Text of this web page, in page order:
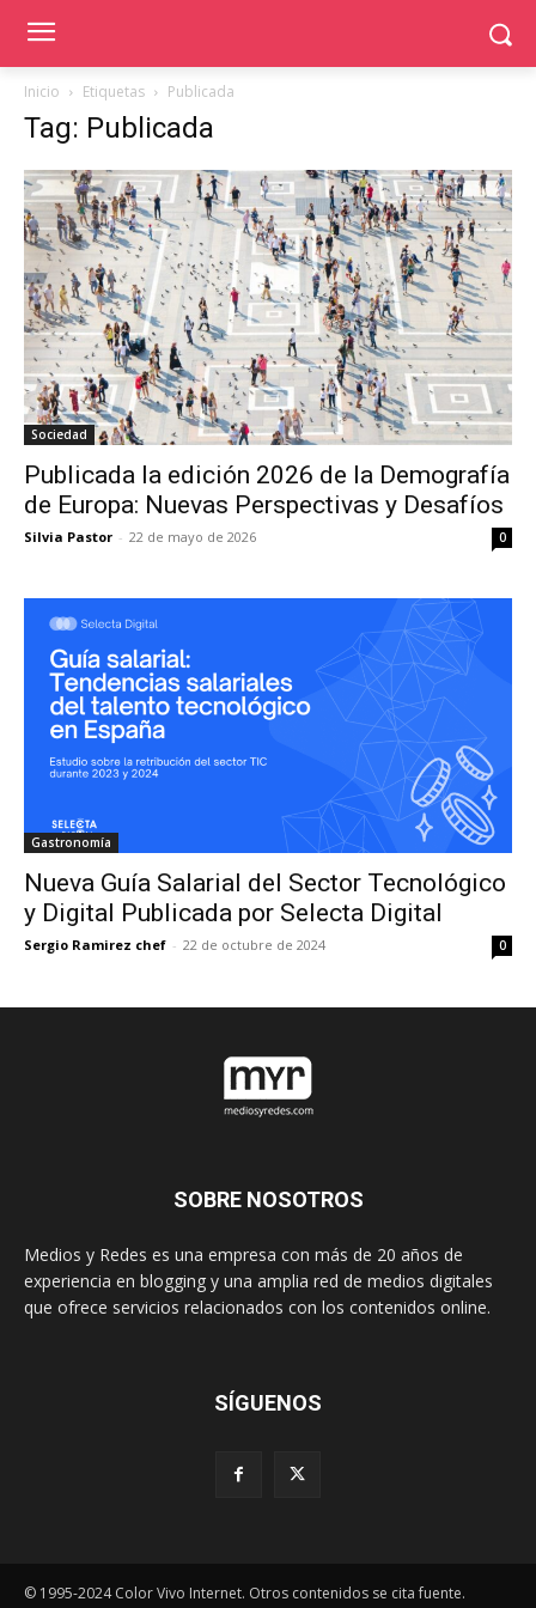
Inicio Etiquetas Publicada
Tag: Publicada
Sociedad
Publicada la edición 2026 de la Demografía
de Europa: Nuevas Perspectivas y Desafíos
Silvia Pastor - 22 de mayo de 2026 0
Gastronomía
Nueva Guía Salarial del Sector Tecnológico
y Digital Publicada por Selecta Digital
Sergio Ramirez chef - 22 de octubre de 2024 0
SOBRE NOSOTROS
Medios y Redes es una empresa con más de 20 años de
experiencia en blogging y una amplia red de medios digitales
que ofrece servicios relacionados con los contenidos online.
SÍGUENOS
© 1995-2024 Color Vivo Internet. Otros contenidos se cita fuente.